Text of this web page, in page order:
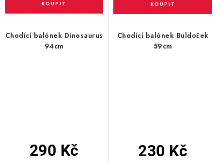
Obchodní podmínky
Podmínky ochrany osobních údajů
Chodící balónek Dinosaurus
94cm
290 Kč
Chodící balónek Buldoček
59cm
230 Kč